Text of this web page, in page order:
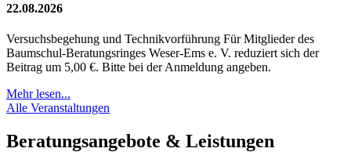
22.08.2026
Versuchsbegehung und Technikvorführung Für Mitglieder des
Baumschul-Beratungsringes Weser-Ems e. V. reduziert sich der
Beitrag um 5,00 €. Bitte bei der Anmeldung angeben.
Mehr lesen...
Alle Veranstaltungen
Beratungsangebote & Leistungen